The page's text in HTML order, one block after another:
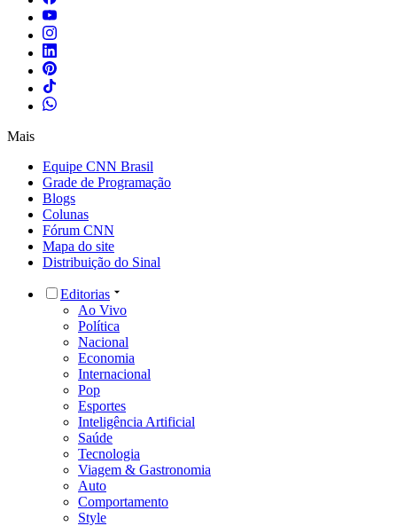
Mais
Equipe CNN Brasil
Grade de Programação
Blogs
Colunas
Fórum CNN
Mapa do site
Distribuição do Sinal
Editorias
Ao Vivo
Política
Nacional
Economia
Internacional
Pop
Esportes
Inteligência Artificial
Saúde
Tecnologia
Viagem & Gastronomia
Auto
Comportamento
Style